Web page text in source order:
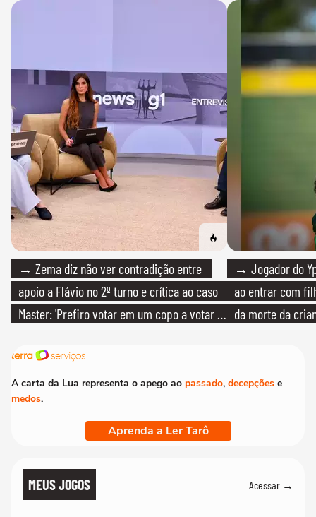
→ Zema diz não ver contradição entre
apoio a Flávio no 2º turno e crítica ao caso
Master: 'Prefiro votar em um copo a votar no
→ Jogador do
ao entrar com
da morte da
A carta da Lua representa o apego ao passado, decepções e
medos.
Aprenda a Ler Tarô
MEUS JOGOS Acessar →